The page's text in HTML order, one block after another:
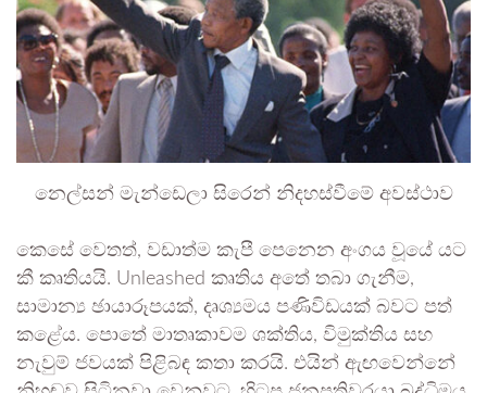
නෙල්සන් මැන්ඩෙලා සිරෙන් නිදහස්වීමේ අවස්ථාව
කෙසේ වෙතත්, වඩාත්ම කැපී පෙනෙන අංගය වූයේ යට
කී කෘතියයි. Unleashed කෘතිය අතේ තබා ගැනීම,
සාමාන්‍ය ඡායාරූපයක්, දෘශ්‍යමය පණිවිඩයක් බවට පත්
කළේය. පොතේ මාතෘකාවම ශක්තිය, විමුක්තිය සහ
නැවුම් ජවයක් පිළිබඳ කතා කරයි. එයින් ඇඟවෙන්නේ